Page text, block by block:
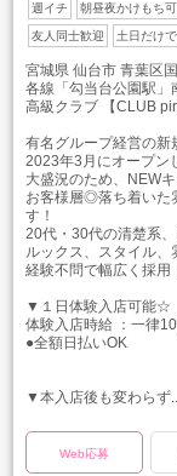
週イチ 朝昼夜かけもち可
友人同士歓迎 土日だけ
宮城県 仙台市 青葉区
各線「勾当台公園駅」
高級クラブ 【CLUB
有名グループ経営の新
2023年3月にオープ
大盛況のため、NEW
お客様層◎落ち着いた
す！
20代・30代の清楚系
ルックス、スタイル、
経験不問で幅広く採用
▼１日体験入店可能☆
体験入店時給 ：一律
●全額日払いOK
▼本入店後も変わらず
Web応募